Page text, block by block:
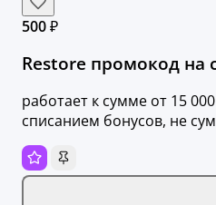
500 ₽
Restore промокод на
работает к сумме от 15
списанием бонусов, не